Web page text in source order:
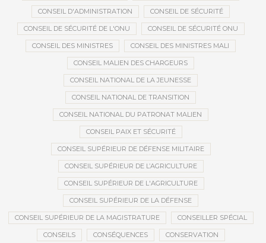
CONSEIL D'ADMINISTRATION CONSEIL DE SÉCURITÉ
CONSEIL DE SÉCURITÉ DE L'ONU CONSEIL DE SÉCURITÉ ONU
CONSEIL DES MINISTRES CONSEIL DES MINISTRES MALI
CONSEIL MALIEN DES CHARGEURS
CONSEIL NATIONAL DE LA JEUNESSE
CONSEIL NATIONAL DE TRANSITION
CONSEIL NATIONAL DU PATRONAT MALIEN
CONSEIL PAIX ET SÉCURITÉ
CONSEIL SUPÉRIEUR DE DÉFENSE MILITAIRE
CONSEIL SUPÉRIEUR DE L’AGRICULTURE
CONSEIL SUPÉRIEUR DE L'AGRICULTURE
CONSEIL SUPÉRIEUR DE LA DÉFENSE
CONSEIL SUPÉRIEUR DE LA MAGISTRATURE CONSEILLER SPÉCIAL
CONSEILS CONSÉQUENCES CONSERVATION